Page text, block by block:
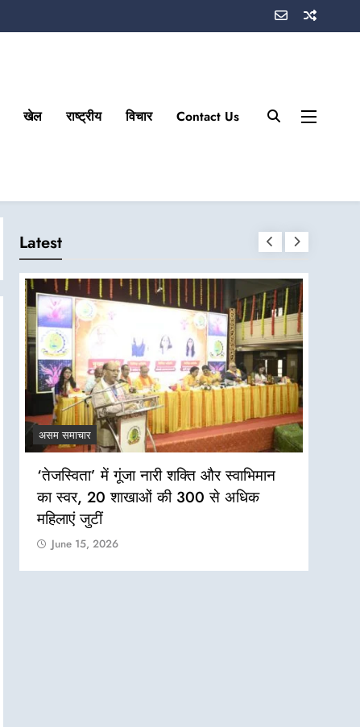
खेल राष्ट्रीय विचार Contact Us
Latest
असम समाचार
‘तेजस्विता’ में गूंजा नारी शक्ति और स्वाभिमान
का स्वर, 20 शाखाओं की 300 से अधिक
महिलाएं जुटीं
June 15, 2026